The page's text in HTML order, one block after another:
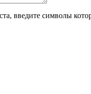
введите символы